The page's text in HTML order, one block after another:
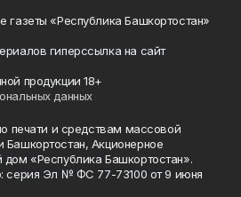
газеты «Республика Башкортостан»
гиперссылка на сайт
продукции 18+
данных
печати и средствам массовой
Акционерное
«Республика Башкортостан».
серия Эл № ФС 77-73100 от 9 июня